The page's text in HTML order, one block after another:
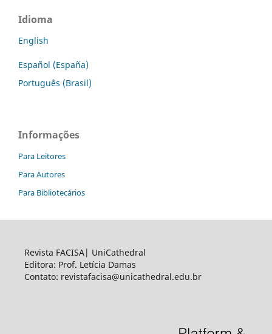
Idioma
English
Español (España)
Português (Brasil)
Informações
Para Leitores
Para Autores
Para Bibliotecários
Revista FACISA| UniCathedral
Editora: Prof. Letícia Damas
Contato: revistafacisa@unicathedral.edu.br